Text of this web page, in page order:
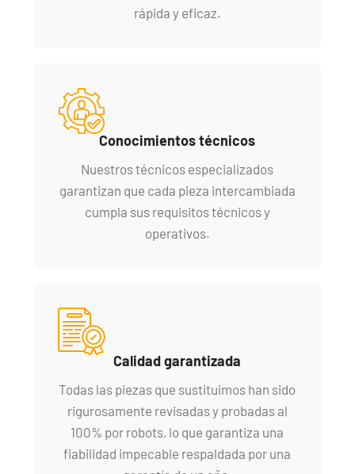
rápida y eficaz.
Conocimientos técnicos
Nuestros técnicos especializados
garantizan que cada pieza intercambiada
cumpla sus requisitos técnicos y
operativos.
Calidad garantizada
Todas las piezas que sustituimos han sido
rigurosamente revisadas y probadas al
100% por robots, lo que garantiza una
fiabilidad impecable respaldada por una